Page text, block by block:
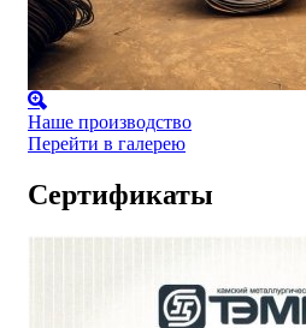
Наше производство
Перейти в галерею
Сертификаты